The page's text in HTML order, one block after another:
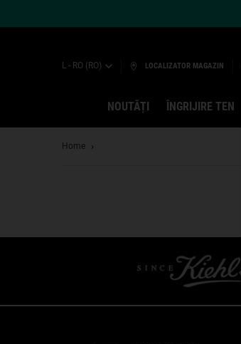
L - RO (RO) LOCALIZATOR MAGAZIN
NOUTĂȚI ÎNGRIJIRE TEN
Home